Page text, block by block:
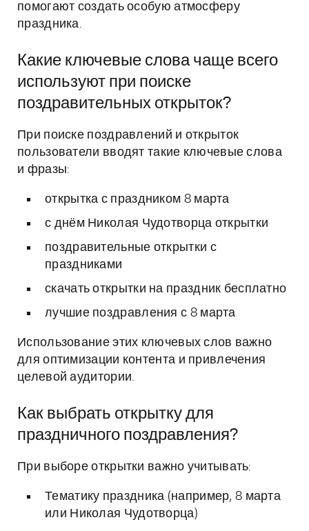
помогают создать особую атмосферу
праздника.
Какие ключевые слова чаще всего
используют при поиске
поздравительных открыток?
При поиске поздравлений и открыток
пользователи вводят такие ключевые слова
и фразы:
открытка с праздником 8 марта
с днём Николая Чудотворца открытки
поздравительные открытки с
праздниками
скачать открытки на праздник бесплатно
лучшие поздравления с 8 марта
Использование этих ключевых слов важно
для оптимизации контента и привлечения
целевой аудитории.
Как выбрать открытку для
праздничного поздравления?
При выборе открытки важно учитывать:
Тематику праздника (например, 8 марта
или Николая Чудотворца)